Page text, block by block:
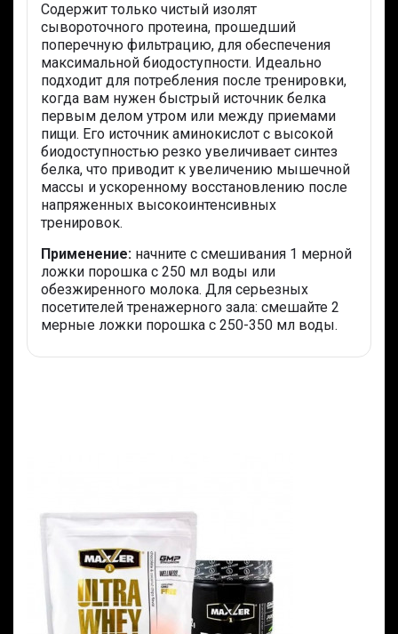
Содержит только чистый изолят
сывороточного протеина, прошедший
поперечную фильтрацию, для обеспечения
максимальной биодоступности. Идеально
подходит для потребления после тренировки,
когда вам нужен быстрый источник белка
первым делом утром или между приемами
пищи. Его источник аминокислот с высокой
биодоступностью резко увеличивает синтез
белка, что приводит к увеличению мышечной
массы и ускоренному восстановлению после
напряженных высокоинтенсивных
тренировок.
Применение: начните с смешивания 1 мерной
ложки порошка с 250 мл воды или
обезжиренного молока. Для серьезных
посетителей тренажерного зала: смешайте 2
мерные ложки порошка с 250-350 мл воды.